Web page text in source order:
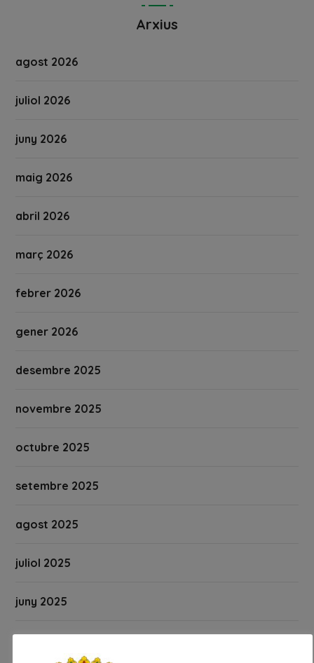
Arxius
agost 2026
juliol 2026
juny 2026
maig 2026
abril 2026
març 2026
febrer 2026
gener 2026
desembre 2025
novembre 2025
octubre 2025
setembre 2025
agost 2025
juliol 2025
juny 2025